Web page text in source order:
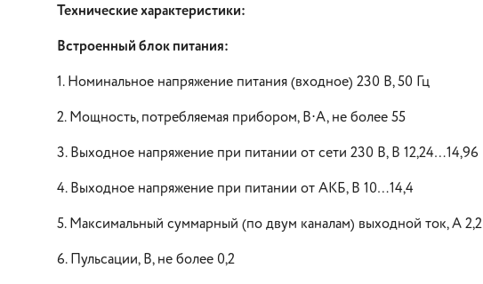
Технические характеристики:
Встроенный блок питания:
1. Номинальное напряжение питания (входное) 230 В, 50 Гц
2. Мощность, потребляемая прибором, В⋅А, не более 55
3. Выходное напряжение при питании от сети 230 В, В 12,24…14,96
4. Выходное напряжение при питании от АКБ, В 10…14,4
5. Максимальный суммарный (по двум каналам) выходной ток, А 2,2
6. Пульсации, В, не более 0,2